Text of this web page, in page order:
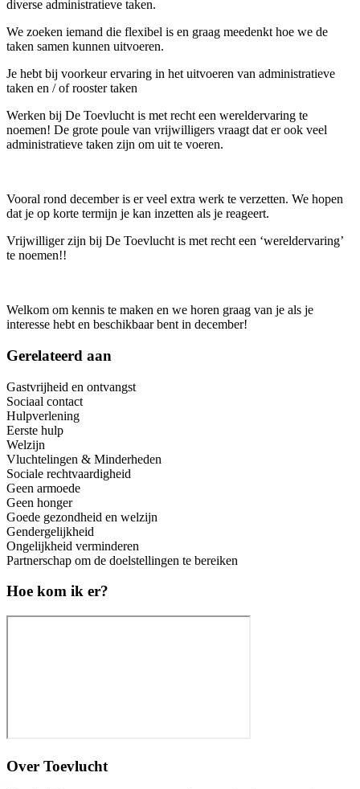
diverse administratieve taken.
We zoeken iemand die flexibel is en graag meedenkt hoe we de
taken samen kunnen uitvoeren.
Je hebt bij voorkeur ervaring in het uitvoeren van administratieve
taken en / of rooster taken
Werken bij De Toevlucht is met recht een wereldervaring te
noemen! De grote poule van vrijwilligers vraagt dat er ook veel
administratieve taken zijn om uit te voeren.
Vooral rond december is er veel extra werk te verzetten. We hopen
dat je op korte termijn je kan inzetten als je reageert.
Vrijwilliger zijn bij De Toevlucht is met recht een ‘wereldervaring’
te noemen!!
Welkom om kennis te maken en we horen graag van je als je
interesse hebt en beschikbaar bent in december!
Gerelateerd aan
Gastvrijheid en ontvangst
Sociaal contact
Hulpverlening
Eerste hulp
Welzijn
Vluchtelingen & Minderheden
Sociale rechtvaardigheid
Geen armoede
Geen honger
Goede gezondheid en welzijn
Gendergelijkheid
Ongelijkheid verminderen
Partnerschap om de doelstellingen te bereiken
Hoe kom ik er?
Over Toevlucht